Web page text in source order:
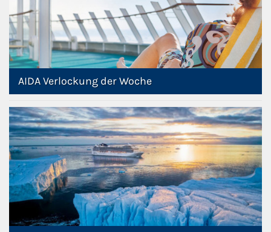
AIDA Verlockung der Woche